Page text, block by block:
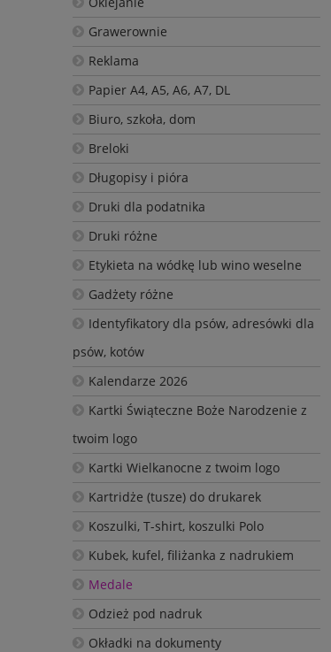
Grawerownie
Reklama
Papier A4, A5, A6, A7, DL
Biuro, szkoła, dom
Breloki
Długopisy i pióra
Druki dla podatnika
Druki różne
Etykieta na wódkę lub wino weselne
Gadżety różne
Identyfikatory dla psów, adresówki dla
psów, kotów
Kalendarze 2026
Kartki Świąteczne Boże Narodzenie z
twoim logo
Kartki Wielkanocne z twoim logo
Kartridże (tusze) do drukarek
Koszulki, T-shirt, koszulki Polo
Kubek, kufel, filiżanka z nadrukiem
Medale
Odzież pod nadruk
Okładki na dokumenty